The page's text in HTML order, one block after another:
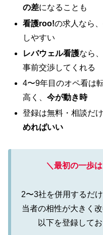
の差になることも
看護roo!の求人なら
しやすい
レバウェル看護なら
事前交渉してくれる
4〜9年目のオペ看は
高く、今が動き時
登録は無料・相談だけ
めればいい
＼最初の一歩
2〜3社を併用するだ
当者の相性が大きく
以下を登録して